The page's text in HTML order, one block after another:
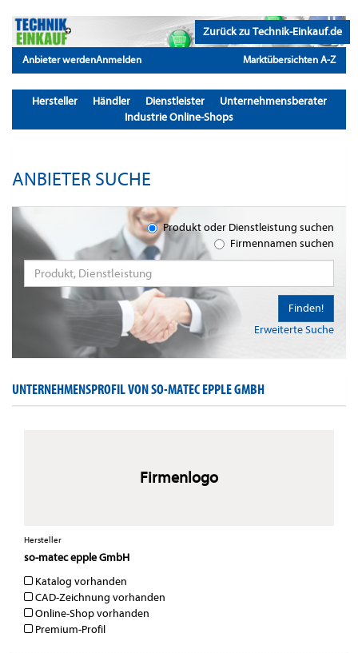
Zurück zu Technik-Einkauf.de
Anbieter werdenAnmelden Marktübersichten A-Z
Hersteller Händler Dienstleister
Unternehmensberater
Industrie Online-Shops
ANBIETER SUCHE
Produkt oder Dienstleistung suchen
Firmennamen suchen
Erweiterte Suche
Finden!
UNTERNEHMENSPROFIL VON SO-MATEC EPPLE GMBH
Firmenlogo
Hersteller
so-matec epple GmbH
Katalog vorhanden
CAD-Zeichnung vorhanden
Online-Shop vorhanden
Premium-Profil